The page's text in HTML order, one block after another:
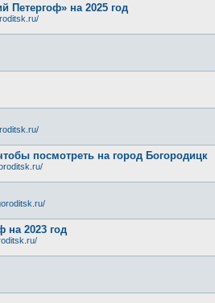
Петергоф» на 2025 год
посмотреть на город Богородицк
на 2023 год